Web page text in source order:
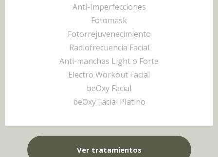
Anti-Imperfecciones
Fotomask
Fotorrejuvenecimiento
Radiofrecuencia Facial
Anti-manchas Light o Forte
Electro Workout Facial
beOxy Facial
beOxy Facial Platino
Ver tratamientos